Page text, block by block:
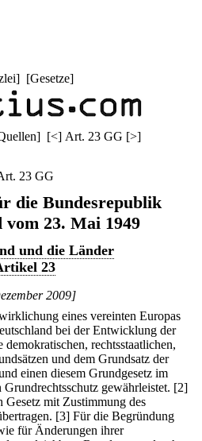
] [Gesetze]
] [<] Art. 23 GG [>]
23 GG
die Bundesrepublik
vom 23. Mai 1949
und die Länder
23
2009]
eines vereinten Europas
bei der Entwicklung der
rechtsstaatlichen,
und dem Grundsatz der
einen diesem Grundgesetz im
gewährleistet. [2]
mit Zustimmung des
[3] Für die Begründung
für Änderungen ihrer